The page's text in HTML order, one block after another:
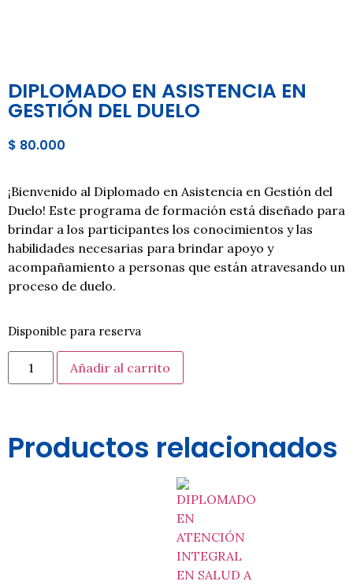
DIPLOMADO EN ASISTENCIA EN
GESTIÓN DEL DUELO
$ 80.000
¡Bienvenido al Diplomado en Asistencia en Gestión del
Duelo! Este programa de formación está diseñado para
brindar a los participantes los conocimientos y las
habilidades necesarias para brindar apoyo y
acompañamiento a personas que están atravesando un
proceso de duelo.
Disponible para reserva
Añadir al carrito
Productos relacionados